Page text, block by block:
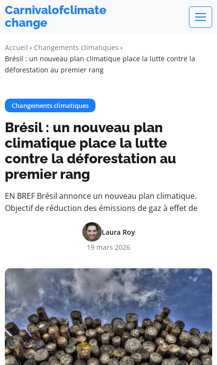
Carnivalofclimate
change
Accueil
Changements climatiques
Brésil : un nouveau plan climatique place la lutte contre la
déforestation au premier rang
Changements climatiques
Brésil : un nouveau plan
climatique place la lutte
contre la déforestation au
premier rang
EN BREF Brésil annonce un nouveau plan climatique.
Objectif de réduction des émissions de gaz à effet de
Laura Roy
19 mars 2026